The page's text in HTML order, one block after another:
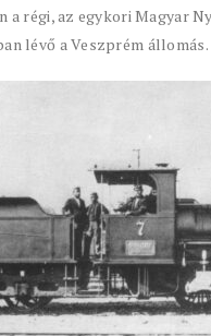
a régi, az egykori Magyar
lévő a Veszprém